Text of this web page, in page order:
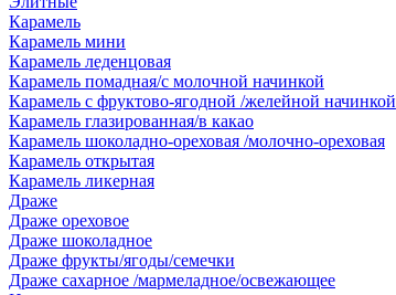
Карамель
Карамель мини
Карамель леденцовая
Карамель помадная/с молочной начинкой
Карамель с фруктово-ягодной /желейной начинкой
Карамель глазированная/в какао
Карамель шоколадно-ореховая /молочно-ореховая
Карамель открытая
Карамель ликерная
Драже
Драже ореховое
Драже шоколадное
Драже фрукты/ягоды/семечки
Драже сахарное /мармеладное/освежающее